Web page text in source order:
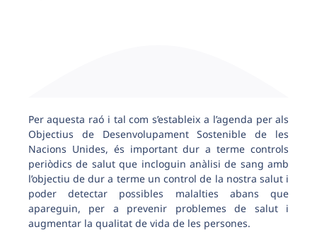
Per aquesta raó i tal com s’estableix a l’agenda per als
Objectius de Desenvolupament Sostenible de les
Nacions Unides, és important dur a terme controls
periòdics de salut que incloguin anàlisi de sang amb
l’objectiu de dur a terme un control de la nostra salut i
poder detectar possibles malalties abans que
apareguin, per a prevenir problemes de salut i
augmentar la qualitat de vida de les persones.